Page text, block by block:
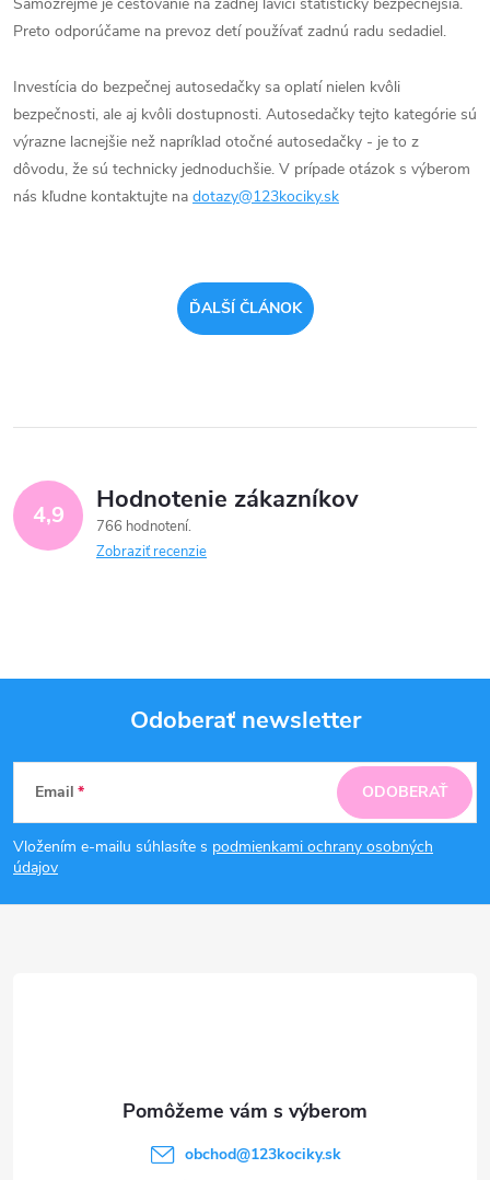
Preto odporúčame na prevoz detí používať zadnú radu sedadiel.
Investícia do bezpečnej autosedačky sa oplatí nielen kvôli
bezpečnosti, ale aj kvôli dostupnosti. Autosedačky tejto kategórie sú
výrazne lacnejšie než napríklad otočné autosedačky - je to z
dôvodu, že sú technicky jednoduchšie. V prípade otázok s výberom
nás kľudne kontaktujte na dotazy@123kociky.sk
ĎALŠÍ ČLÁNOK
4,9 Hodnotenie zákazníkov
766 hodnotení
Zobraziť recenzie
Z
á
p
Odoberať newsletter
Email
Vložením e-mailu súhlasíte s podmienkami ochrany osobných
údajov
ODOBERAŤ
obchod@123kociky.sk